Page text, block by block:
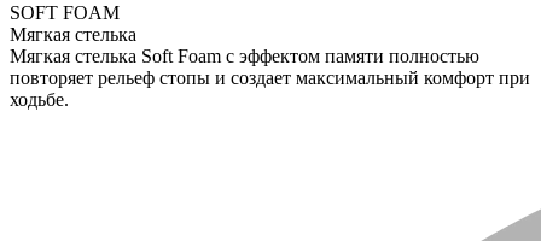
SOFT FOAM
Мягкая стелька
Мягкая стелька Soft Foam с эффектом памяти полностью
повторяет рельеф стопы и создает максимальный комфорт при
ходьбе.